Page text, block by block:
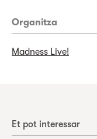
Organitza
Madness Live!
Et pot interessar